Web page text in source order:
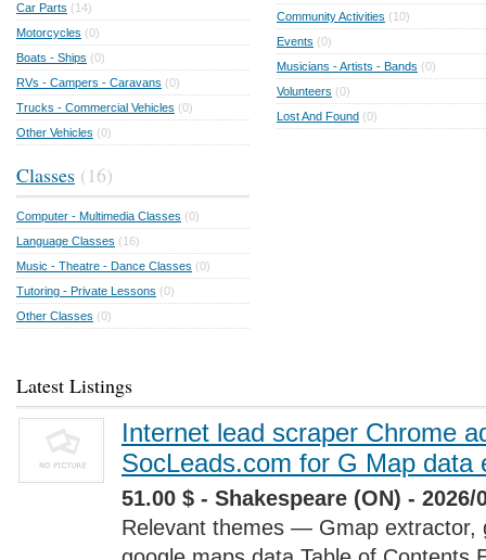
Car Parts (14)
Motorcycles (0)
Boats - Ships (0)
RVs - Campers - Caravans (0)
Trucks - Commercial Vehicles (0)
Other Vehicles (0)
Classes (16)
Computer - Multimedia Classes (0)
Language Classes (16)
Music - Theatre - Dance Classes (0)
Tutoring - Private Lessons (0)
Other Classes (0)
Community Activities (10)
Events (0)
Musicians - Artists - Bands (0)
Volunteers (0)
Lost And Found (0)
Latest Listings
Internet lead scraper Chrome
SocLeads.com for G Map data
51.00 $ - Shakespeare (ON) - 2026/
Relevant themes — Gmap extractor,